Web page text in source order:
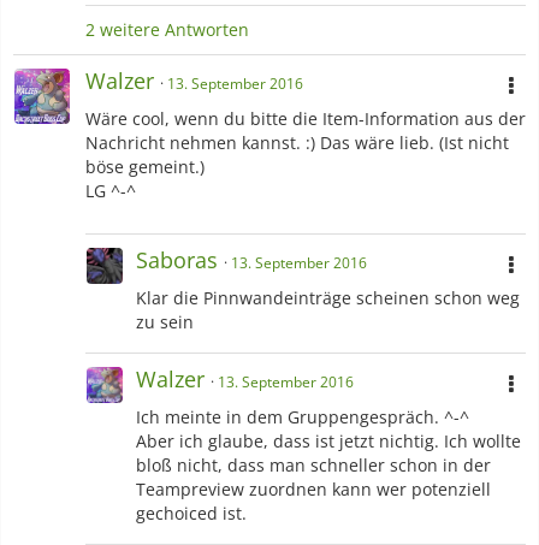
2 weitere Antworten
Walzer 13. September 2016
Wäre cool, wenn du bitte die Item-Information aus der
Nachricht nehmen kannst. :) Das wäre lieb. (Ist nicht
böse gemeint.)
LG ^-^
Saboras 13. September 2016
Klar die Pinnwandeinträge scheinen schon weg
zu sein
Walzer 13. September 2016
Ich meinte in dem Gruppengespräch. ^-^
Aber ich glaube, dass ist jetzt nichtig. Ich wollte
bloß nicht, dass man schneller schon in der
Teampreview zuordnen kann wer potenziell
gechoiced ist.